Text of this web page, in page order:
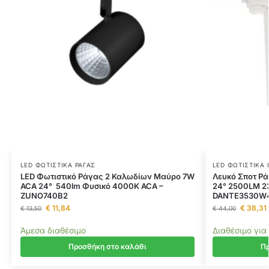
LED ΦΩΤΙΣΤΙΚΆ ΡΆΓΑΣ
LED Φωτιστικό Ράγας 2 Καλωδίων Μαύρο 7W
ACA 24° 540lm Φυσικό 4000K ACA –
ZUNO740B2
€13,50 €11,84
Άμεσα διαθέσιμο
Προσθήκη στο καλάθι
LED ΦΩΤΙΣΤΙΚΆ
Λευκό Σποτ
24° 2500LM
€44,00 €38,31
Διαθέσιμο